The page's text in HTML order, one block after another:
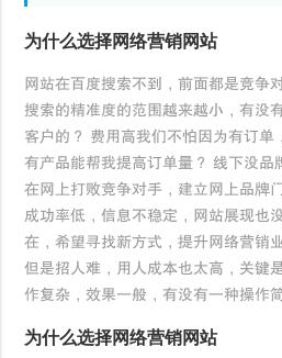
为什么选择网络营销网站
网站在百度搜索不到，前面都是竞争
搜索的精准度的范围越来越小，有没
客户的？ 费用高我们不怕因为有订单
有产品能帮我提高订单量？ 线下没品
在网上打败竞争对手，建立网上品牌
成功率低，信息不稳定，网站展现也
在，希望寻找新方式，提升网络营销
但是招人难，用人成本也太高，关键
作复杂，效果一般，有没有一种操作
为什么选择网络营销网站